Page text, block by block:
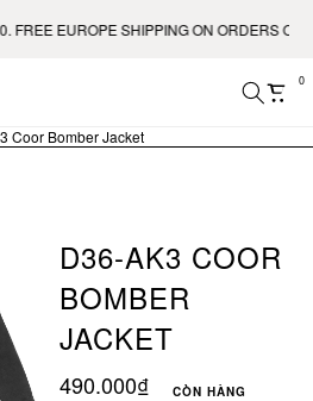
SHIPPING ON ORDERS OVER €400.
0
Coor Bomber Jacket
D36-AK3 COOR
BOMBER
JACKET
490.000₫ CÒN HÀNG